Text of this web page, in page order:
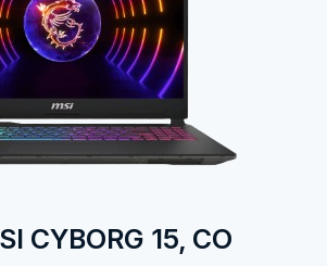
CYBORG 15, CO